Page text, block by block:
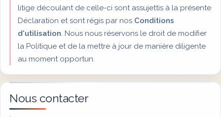
litige découlant de celle-ci sont assujettis à la présente
Déclaration et sont régis par nos Conditions
d'utilisation. Nous nous réservons le droit de modifier
la Politique et de la mettre à jour de manière diligente
au moment opportun.
Nous contacter